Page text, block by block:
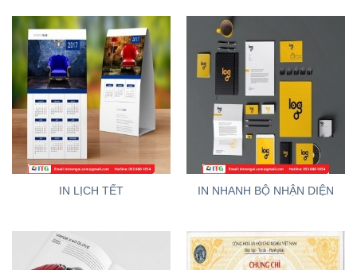
IN LỊCH TẾT IN NHANH BỘ NHẬN DIỆN